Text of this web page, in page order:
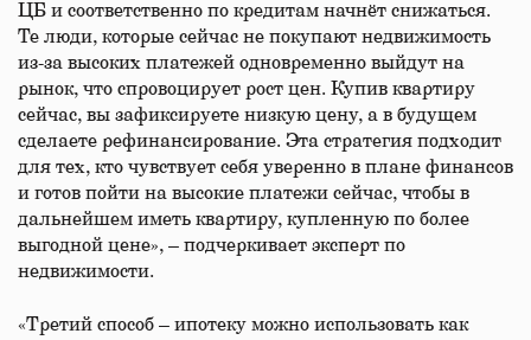
ЦБ и соответственно по кредитам начнёт снижаться.
Те люди, которые сейчас не покупают недвижимость
из-за высоких платежей одновременно выйдут на
рынок, что спровоцирует рост цен. Купив квартиру
сейчас, вы зафиксируете низкую цену, а в будущем
сделаете рефинансирование. Эта стратегия подходит
для тех, кто чувствует себя уверенно в плане финансов
и готов пойти на высокие платежи сейчас, чтобы в
дальнейшем иметь квартиру, купленную по более
выгодной цене», – подчеркивает эксперт по
недвижимости.
«Третий способ – ипотеку можно использовать как